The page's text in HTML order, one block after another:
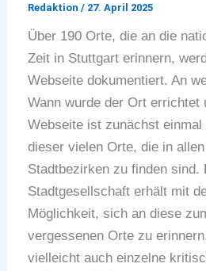
Redaktion / 27. April 2025
Über 190 Orte, die an die
Zeit in Stuttgart erinnern,
Webseite dokumentiert. An
Wann wurde der Ort errichtet
Webseite ist zunächst einmal
dieser vielen Orte, die in
Stadtbezirken zu finden sind.
Stadtgesellschaft erhält mit
Möglichkeit, sich an diese
vergessenen Orte zu
vielleicht auch einzelne